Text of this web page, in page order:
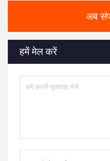
अब
हमें मेल करें